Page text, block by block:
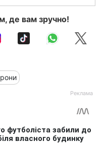
де вам зручно!